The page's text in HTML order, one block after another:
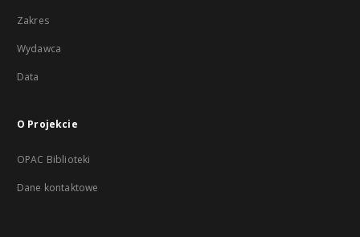
Zakres
Wydawca
Data
O Projekcie
OPAC Biblioteki
Dane kontaktowe